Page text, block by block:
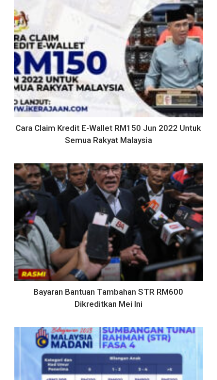
Cara Claim Kredit E-Wallet RM150 Jun 2022 Untuk
Semua Rakyat Malaysia
Bayaran Bantuan Tambahan STR RM600
Dikreditkan Mei Ini